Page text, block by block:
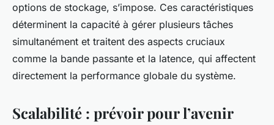
options de stockage, s’impose. Ces caractéristiques
déterminent la capacité à gérer plusieurs tâches
simultanément et traitent des aspects cruciaux
comme la bande passante et la latence, qui affectent
directement la performance globale du système.
Scalabilité : prévoir pour l’avenir